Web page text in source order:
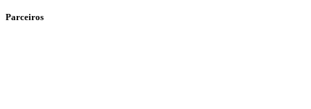
Parceiros